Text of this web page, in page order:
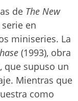
de The New
en
miniseries. La
(1993), obra
que supuso un
Mientras que
como